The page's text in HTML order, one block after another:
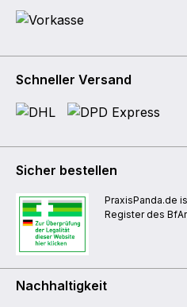
Schneller Versand
Sicher bestellen
PraxisPanda.de
Register des
Nachhaltigkeit